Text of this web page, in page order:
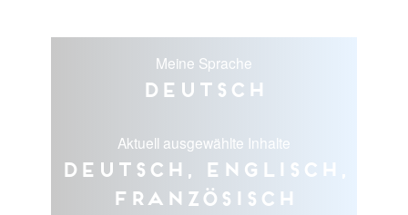
Meine Sprache
Deutsch
Aktuell ausgewählte Inhalte
Deutsch, Englisch,
Französisch